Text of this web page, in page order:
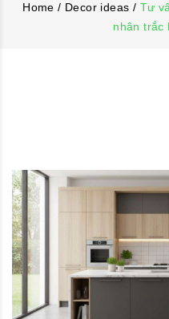
Home/ Decor ideas / Tư
nhân trắc